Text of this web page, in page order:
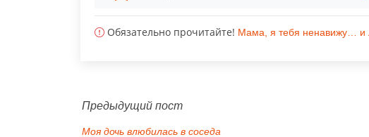
Обязательно прочитайте! Мама, я тебя ненавижу… и
Предыдущий пост
Моя дочь влюбилась в соседа